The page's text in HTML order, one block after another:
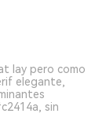
lay pero como
elegante,
sin